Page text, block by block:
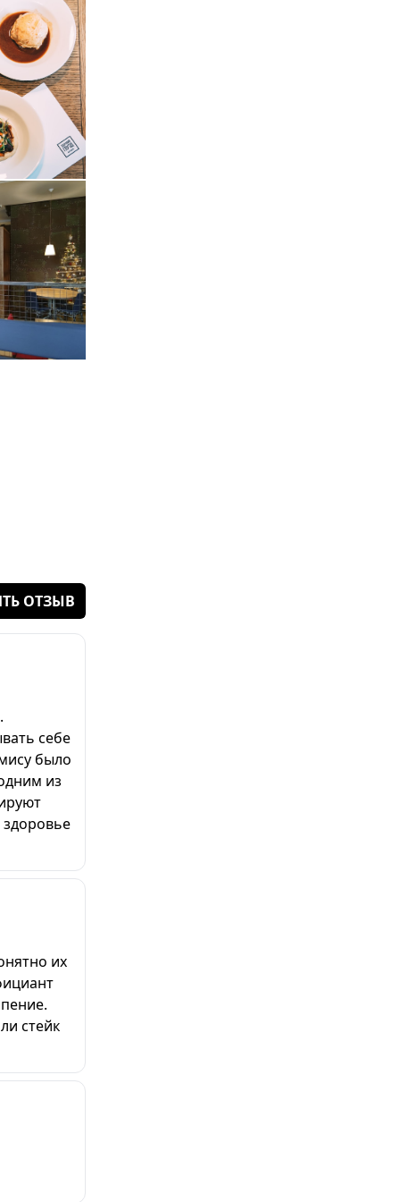
ОТЗЫВ
себе
было
из
здоровье
их
стейк